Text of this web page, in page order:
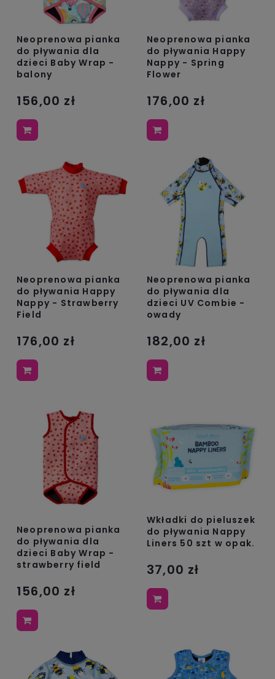
Neoprenowa pianka
do pływania dla
dzieci Baby Wrap -
balony
156,00 zł
Neoprenowa pianka
do pływania Happy
Nappy - Spring
Flower
176,00 zł
Neoprenowa pianka
do pływania Happy
Nappy - Strawberry
Field
176,00 zł
Neoprenowa pianka
do pływania dla
dzieci UV Combie -
owady
182,00 zł
Neoprenowa pianka
do pływania dla
dzieci Baby Wrap -
strawberry field
156,00 zł
Wkładki do pieluszek
do pływania Nappy
Liners 50 szt w opak.
37,00 zł